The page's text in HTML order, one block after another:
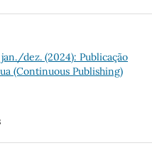
jan./dez. (2024): Publicação
(Continuous Publishing)